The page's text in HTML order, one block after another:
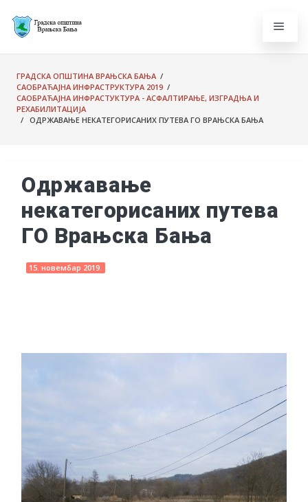
ГРАДСКА ОПШТИНА ВРАЊСКА БАЊА /
САОБРАЋАЈНА ИНФРАСТРУКТУРА 2019 /
САОБРАЋАЈНА ИНФРАСТУКТУРА - АСФАЛТИРАЊЕ, ИЗГРАДЊА И
РЕХАБИЛИТАЦИЈА
/ ОДРЖАВАЊЕ НЕКАТЕГОРИСАНИХ ПУТЕВА ГО ВРАЊСКА БАЊА
Одржавање
некатегорисаних путева
ГО Врањска Бања
15. новембар 2019.